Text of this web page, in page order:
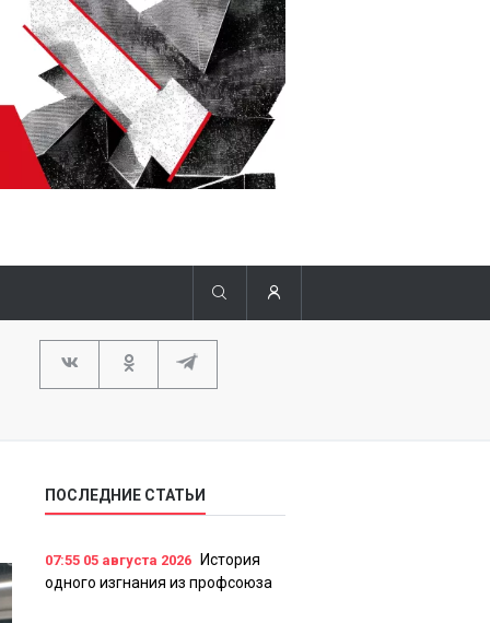
ПОСЛЕДНИЕ СТАТЬИ
07:55 05 августа 2026
История
одного изгнания из профсоюза